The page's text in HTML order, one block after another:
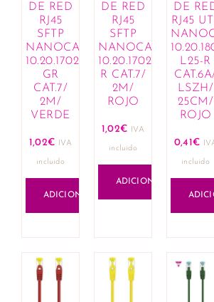
DE RED
RJ45
SFTP
NANOCABLE
10.20.1702-
GR
CAT.7/
2M/
VERDE
1,02€ IVA
incluido
ADICIONAR
DE RED
RJ45
SFTP
NANOCABLE
10.20.1702-
R CAT.7/
2M/
ROJO
1,02€ IVA
incluido
ADICIONAR
DE
RJ45
L25-R
LSZH/
25CM/
ROJO
0,41 €
incluido